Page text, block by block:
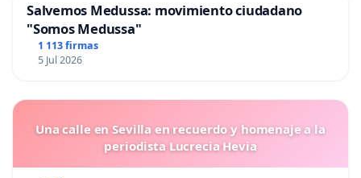
Luis
Gonzalo
Segura
Juan Pinilla Cantaor
José AntonioDoctor en sociología, profesor,
Salvemos Medussa: movimiento ciudadano
"Somos Medussa"
1 113 firmas
5 Jul 2026
Una calle en Sevilla en recuerdo y homenaje a la
periodista Lucrecia Hevia